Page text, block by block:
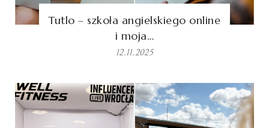
Tutlo – szkoła angielskiego online
i moja…
12.11.2025